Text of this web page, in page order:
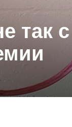
так с